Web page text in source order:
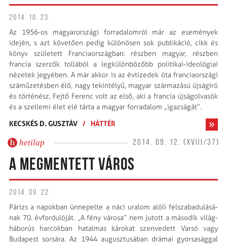
2014. 10. 23.
Az 1956-os magyarországi forradalomról már az események
idején, s azt követően pedig különösen sok publikáció, cikk és
könyv született Franciaországban: részben magyar, részben
francia szerzők tollából a legkülönbözőbb politikai-ideológiai
nézetek jegyében. A már akkor is az évtizedek óta franciaországi
száműzetésben élő, nagy tekintélyű, magyar származású újságíró
és történész, Fejtő Ferenc volt az első, aki a francia újságolvasók
és a szellemi élet elé tárta a magyar forradalom „igazságát”.
KECSKÉS D. GUSZTÁV / HÁTTÉR
hetilap 2014. 09. 12. (XVIII/37)
A MEGMENTETT VÁROS
2014. 09. 22.
Párizs a napokban ünnepelte a náci uralom alóli felszabadu­lá­sá­
nak 70. évfordulóját. „A fény városa” nem jutott a második világ-
­háborús harcokban hatalmas károkat szenvedett Varsó vagy
Budapest sorsára. Az 1944 augusztusában drámai gyorsasággal